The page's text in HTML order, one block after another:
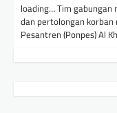
loading… Tim gabungan
dan pertolongan
Pesantren (Ponpes) Al